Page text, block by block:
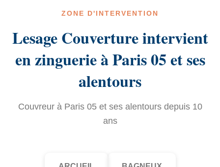
ZONE D'INTERVENTION
Lesage Couverture intervient
en zinguerie à Paris 05 et ses
alentours
Couvreur à Paris 05 et ses alentours depuis 10
ans